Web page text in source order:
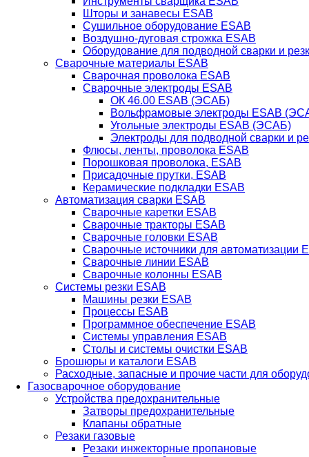
Шторы и занавесы ESAB
Сушильное оборудование ESAB
Воздушно-дуговая строжка ESAB
Оборудование для подводной сварки и
Сварочные материалы ESAB
Сварочная проволока ESAB
Сварочные электроды ESAB
ОК 46.00 ESAB (ЭСАБ)
Вольфрамовые электроды ESAB
Угольные электроды ESAB (ЭСАБ)
Электроды для подводной сварки и
Флюсы, ленты, проволока ESAB
Порошковая проволока, ESAB
Присадочные прутки, ESAB
Керамические подкладки ESAB
Автоматизация сварки ESAB
Сварочные каретки ESAB
Сварочные тракторы ESAB
Сварочные головки ESAB
Сварочные источники для автоматизации
Сварочные линии ESAB
Сварочные колонны ESAB
Системы резки ESAB
Машины резки ESAB
Процессы ESAB
Программное обеспечение ESAB
Системы управления ESAB
Столы и системы очистки ESAB
Брошюры и каталоги ESAB
Расходные, запасные и прочие части для
Газосварочное оборудование
Устройства предохранительные
Затворы предохранительные
Клапаны обратные
Резаки газовые
Резаки инжекторные пропановые